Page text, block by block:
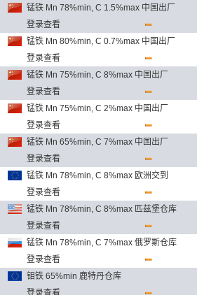
锰铁 Mn 78%min, C 1.5%max 中国出厂
登录查看
锰铁 Mn 80%min, C 0.7%max 中国出厂
登录查看
锰铁 Mn 75%min, C 8%max 中国出厂
登录查看
锰铁 Mn 75%min, C 2%max 中国出厂
登录查看
锰铁 Mn 65%min, C 7%max 中国出厂
登录查看
锰铁 Mn 78%min, C 8%max 欧洲交到
登录查看
锰铁 Mn 78%min, C 8%max 匹兹堡仓库
登录查看
锰铁 Mn 78%min, C 7%max 俄罗斯仓库
登录查看
钼铁 65%min 鹿特丹仓库
登录查看